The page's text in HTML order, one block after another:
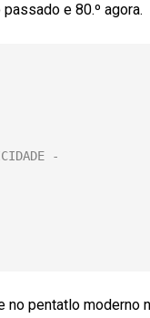
e 80.º agora.
pentatlo moderno